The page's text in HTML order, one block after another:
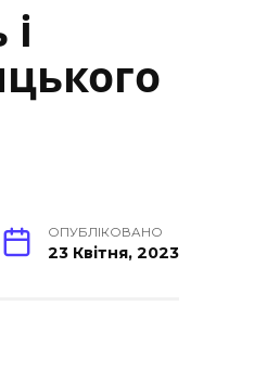
ОПУБЛІКОВАНО
23 Квітня, 2023